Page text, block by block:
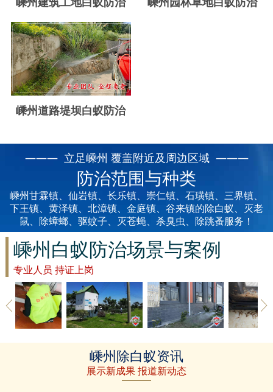
佛山白蚁防治
深圳白蚁防治
云浮白蚁防治
新兴白蚁防治
肇庆白蚁防治
嵊州道路堤坝白蚁防治
——— 立足嵊州 覆盖附近及周边区域 ———
防治范围与种类
嵊州甘霖镇、仙岩镇、长乐镇、崇仁镇、石璜镇、三界镇、
下王镇、黄泽镇、北漳镇、金庭镇、谷来镇的除白蚁、灭老
鼠、除蟑螂、驱蚊子、灭苍蝇、杀臭虫、除跳蚤服务！
嵊州白蚁防治场景与案例
专业人员 持证上岗
嵊州草地除
嵊州建筑白
蚁防治
嵊州家具防
嵊州除白蚁资讯
展示新成果 报道新动态